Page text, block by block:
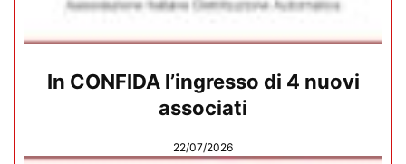
In CONFIDA l’ingresso di 4 nuovi
associati
22/07/2026